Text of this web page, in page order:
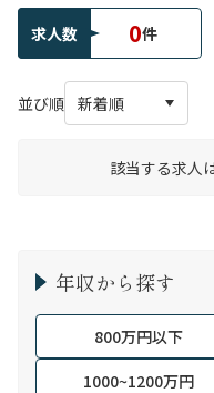
求人数 0件
並び順
該当する求人
年収から探す
800万円以下
1000~1200万円